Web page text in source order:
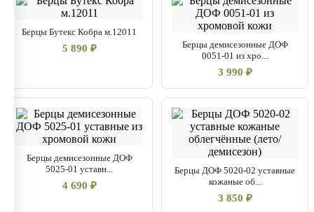
Берцы Бутекс Кобра м.12011
5 890 ₽
Берцы демисезонные ДОФ
0051-01 из хро...
3 990 ₽
Берцы демисезонные ДОФ
5025-01 уставн...
4 690 ₽
Берцы ДОФ 5020-02 уставные
кожаные об...
3 850 ₽